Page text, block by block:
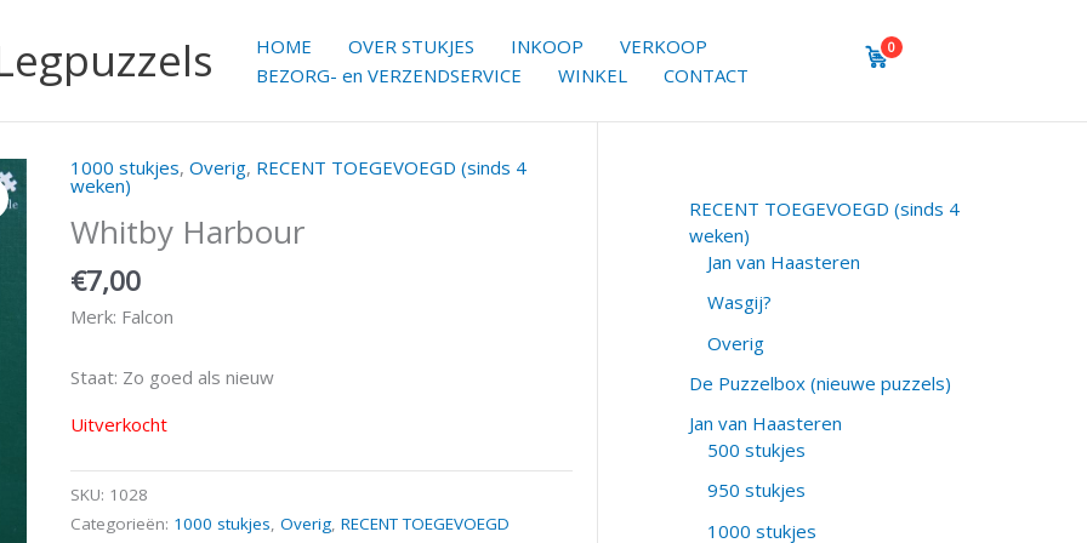
HOME OVER STUKJES INKOOP
VERKOOP
BEZORG- en VERZENDSERVICE
WINKEL CONTACT
0
1000 stukjes, Overig, RECENT TOEGEVOEGD (sinds 4
weken)
Whitby Harbour
€7,00
Merk: Falcon
Staat: Zo goed als nieuw
Uitverkocht
SKU: 1028
Categorieën: 1000 stukjes, Overig, RECENT TOEGEVOEGD
RECENT TOEGEVOEGD (sinds 4
weken)
Jan van Haasteren
Wasgij?
Overig
De Puzzelbox (nieuwe puzzels)
Jan van Haasteren
500 stukjes
950 stukjes
1000 stukjes